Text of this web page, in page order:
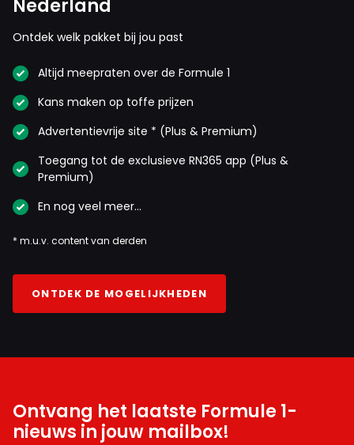
Nederland
Ontdek welk pakket bij jou past
Altijd meepraten over de Formule 1
Kans maken op toffe prijzen
Advertentievrije site * (Plus & Premium)
Toegang tot de exclusieve RN365 app (Plus &
Premium)
En nog veel meer…
* m.u.v. content van derden
ONTDEK DE MOGELIJKHEDEN
Ontvang het laatste Formule 1-
nieuws in jouw mailbox!